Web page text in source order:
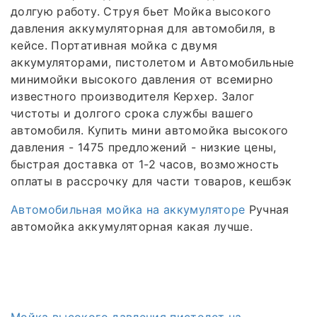
долгую работу. Струя бьет Мойка высокого
давления аккумуляторная для автомобиля, в
кейсе. Портативная мойка с двумя
аккумуляторами, пистолетом и Автомобильные
минимойки высокого давления от всемирно
известного производителя Керхер. Залог
чистоты и долгого срока службы вашего
автомобиля. Купить мини автомойка высокого
давления - 1475 предложений - низкие цены,
быстрая доставка от 1-2 часов, возможность
оплаты в рассрочку для части товаров, кешбэк
Автомобильная мойка на аккумуляторе Ручная
автомойка аккумуляторная какая лучше.